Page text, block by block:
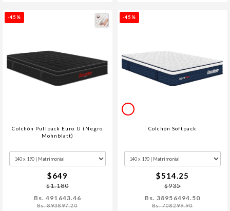
-45%
Colchón Pullpack Euro U (Negro
Mohnblatt)
$649
$1.180
Bs. 491643.46
Bs. 893897.20
-45%
Colchón Softpack
$514.25
$935
Bs. 38956494.50
Bs. 708299.90